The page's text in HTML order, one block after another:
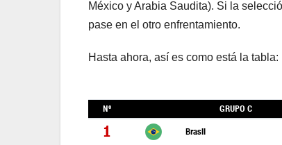
México y Arabia Saudita). Si la
pase en el otro enfrentamiento.
Hasta ahora, así es como está la tabla: